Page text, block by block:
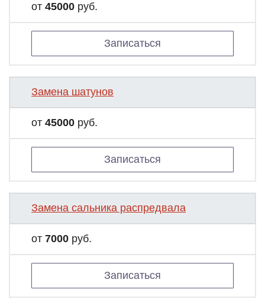
от 45000 руб.
Записаться
Замена шатунов
от 45000 руб.
Записаться
Замена сальника распредвала
от 7000 руб.
Записаться